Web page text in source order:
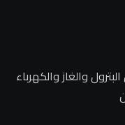
والغاز والكهرباء